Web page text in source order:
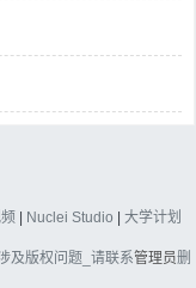
| Nuclei Studio | 大学计划
及版权问题_请联系管理员删